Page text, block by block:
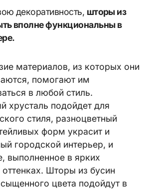
декоративность, шторы из
вполне функциональны в
материалов, из которых они
помогают им
в любой стиль.
хрусталь подойдет для
стиля, разноцветный
форм украсит и
городской интерьер, и
выполненное в ярких
Шторы из бусин
цвета подойдут в